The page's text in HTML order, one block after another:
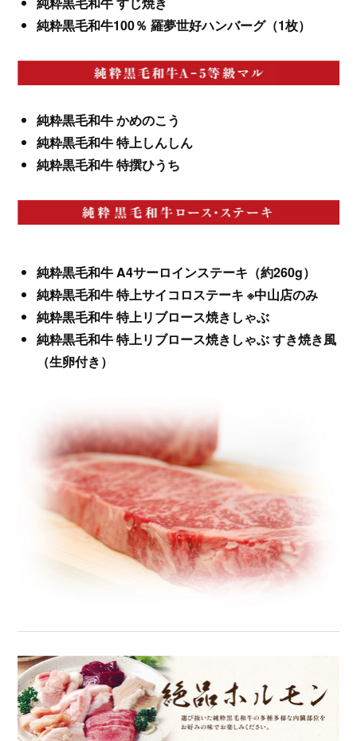
純粋黒毛和牛100％ 羅夢世好ハンバーグ（1枚）
純粋黒毛和牛 かめのこう
純粋黒毛和牛 特上しんしん
純粋黒毛和牛 特撰ひうち
純粋黒毛和牛 A4サーロインステーキ（約260g）
純粋黒毛和牛 特上サイコロステーキ ※中山店のみ
純粋黒毛和牛 特上リブロース焼きしゃぶ
純粋黒毛和牛 特上リブロース焼きしゃぶ すき焼き風
（生卵付き）